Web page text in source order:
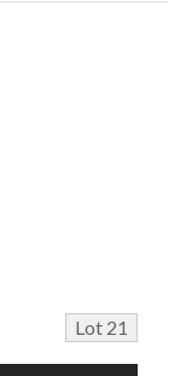
Lot 21